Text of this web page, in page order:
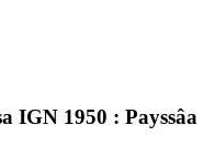
IGN 1950 : Payssâa